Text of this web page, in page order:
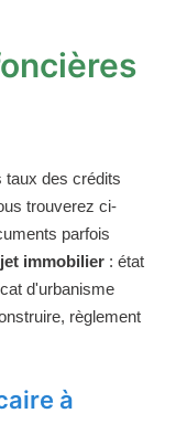
taux des crédits
trouverez ci-
parfois
immobilier : état
d'urbanisme
règlement
à